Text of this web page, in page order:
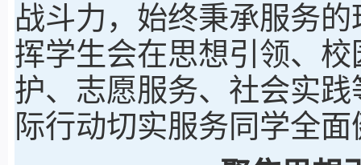
战斗力，始终秉承服务
挥学生会在思想引领、
护、志愿服务、社会实
际行动切实服务同学全